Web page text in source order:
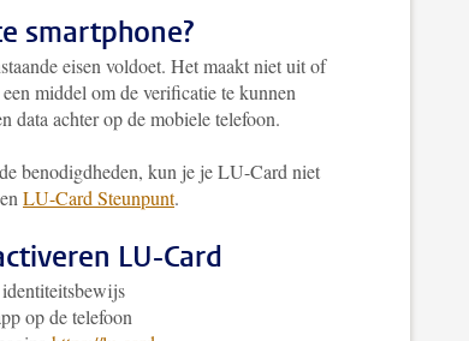
smartphone?
eisen voldoet. Het maakt niet uit of
middel om de verificatie te kunnen
data achter op de mobiele telefoon.
benodigdheden, kun je je LU-Card niet
LU-Card Steunpunt.
LU-Card
op de telefoon